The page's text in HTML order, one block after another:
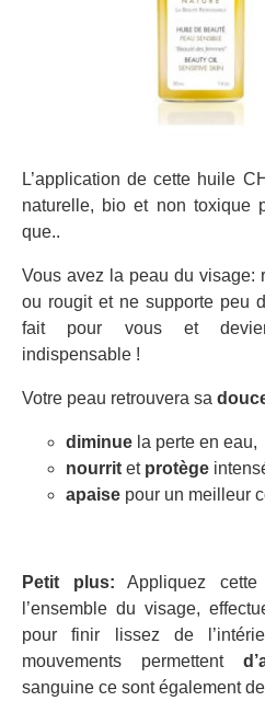
L’application de cette huile
naturelle, bio et non toxique
que..
Vous avez la peau du visage:
ou rougit et ne supporte peu
fait pour vous et
indispensable !
Votre peau retrouvera sa
diminue la perte en eau,
nourrit et protège
apaise pour un meilleur
Petit plus: Appliquez
l’ensemble du visage,
pour finir lissez de
mouvements permettent
sanguine ce sont également